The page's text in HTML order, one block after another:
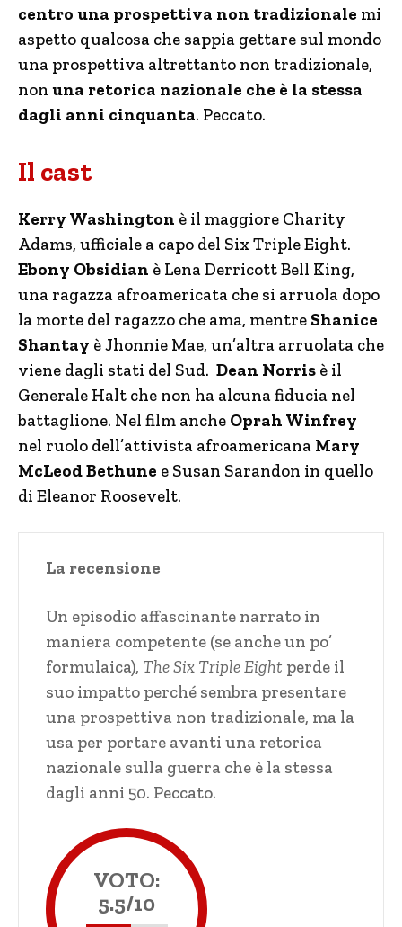
centro una prospettiva non tradizionale mi
aspetto qualcosa che sappia gettare sul mondo
una prospettiva altrettanto non tradizionale,
non una retorica nazionale che è la stessa
dagli anni cinquanta. Peccato.
Il cast
Kerry Washington è il maggiore Charity
Adams, ufficiale a capo del Six Triple Eight.
Ebony Obsidian è Lena Derricott Bell King,
una ragazza afroamericata che si arruola dopo
la morte del ragazzo che ama, mentre Shanice
Shantay è Jhonnie Mae, un’altra arruolata che
viene dagli stati del Sud. Dean Norris è il
Generale Halt che non ha alcuna fiducia nel
battaglione. Nel film anche Oprah Winfrey
nel ruolo dell’attivista afroamericana Mary
McLeod Bethune e Susan Sarandon in quello
di Eleanor Roosevelt.
La recensione
Un episodio affascinante narrato in
maniera competente (se anche un po’
formulaica), The Six Triple Eight perde il
suo impatto perché sembra presentare
una prospettiva non tradizionale, ma la
usa per portare avanti una retorica
nazionale sulla guerra che è la stessa
dagli anni 50. Peccato.
VOTO:
5.5/10